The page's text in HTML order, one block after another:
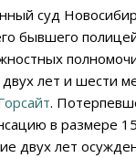
суд
бывшего
лет и шести
.
в размере
двух лет